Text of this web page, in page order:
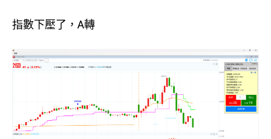
指數下壓了，A轉